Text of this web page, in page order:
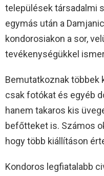
települések társadalmi
egymás után a
kondorosiakon a sor,
tevékenységükkel
Bemutatkoznak többek
csak fotókat és egyéb
hanem takaros kis
befőtteket is. Számos
hogy több kiállításon
Kondoros legfiatalabb